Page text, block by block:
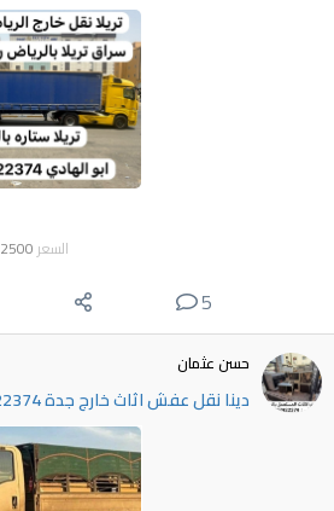
السعر 2500
5
حسن عثمان
دينا نقل عفش اثاث خارج جدة 0537422374 الي الرياض